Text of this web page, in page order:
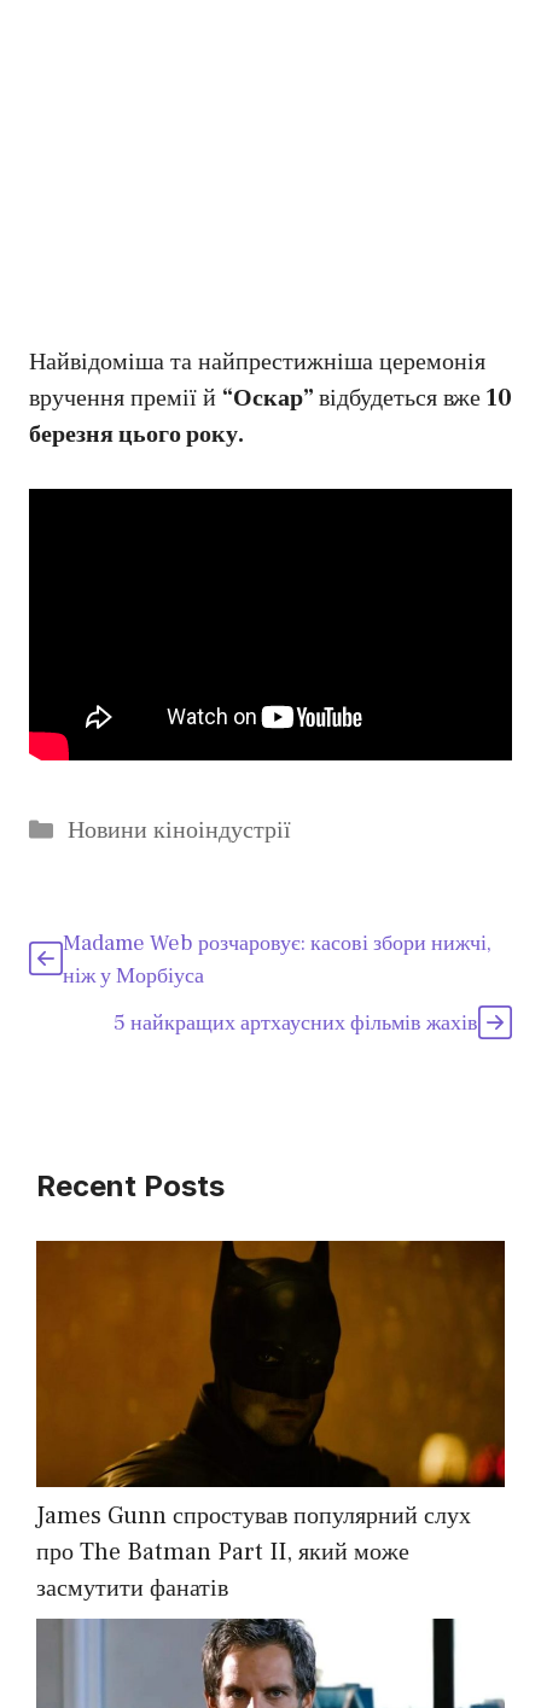
Найвідоміша та найпрестижніша церемонія
вручення премії й “Оскар”відбудеться вже10
березня цього року.
Категорії
Новини кіноіндустрії
Madame Web розчаровує: касові збори нижчі,
ніж у Морбіуса
5 найкращих артхаусних фільмів жахів
Recent Posts
James Gunn спростував популярний слух
про The Batman Part II, який може
засмутити фанатів